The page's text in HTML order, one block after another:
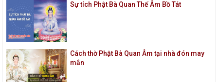
Sự tích Phật Bà Quan Thế Âm Bồ Tát
Cách thờ Phật Bà Quan Âm tại nhà đón may
mắn